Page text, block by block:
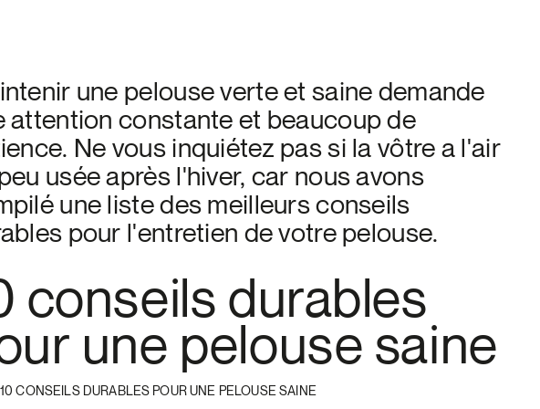
une pelouse verte et saine demande
attention constante et beaucoup de
Ne vous inquiétez pas si la vôtre a l'air
usée après l'hiver, car nous avons
une liste des meilleurs conseils
pour l'entretien de votre pelouse.
conseils durables
une pelouse saine
CONSEILS DURABLES POUR UNE PELOUSE SAINE